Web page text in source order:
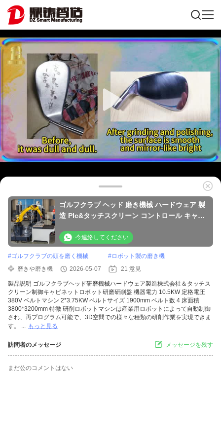
ゴルフクラブ ヘッド 磨き機械 ハードウェア 製
造 Plc&タッチスクリーン コントロール キャビ
今連絡してください
#ゴルフクラブの頭を磨く機械 #ロボット製の磨き機
磨きや磨き機
2026-05-07 21 意見
製品説明 ゴルフクラブヘッド研磨機械ハードウェア製造株式会社＆タッチス
クリーン制御キャビネットロボット研磨研削盤 機器電力 10.5KW 定格電圧
380V ベルトマシン 2*3.75KW ベルトサイズ 1900mm ベルト数 4 床面積
3800*3200mm 特徴 研削ロボットマシンは産業用ロボットによって自動制御
され、再プログラム可能で、3D空間での様々な種類の研削作業を実現できま
す。 ... もっと見る
訪問者のメッセージ メッセージを残す
まだ公のコメントはない